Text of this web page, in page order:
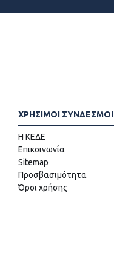
ΧΡΗΣΙΜΟΙ ΣΥΝΔΕΣΜΟΙ
Η ΚΕΔΕ
Επικοινωνία
Sitemap
Προσβασιμότητα
Όροι χρήσης